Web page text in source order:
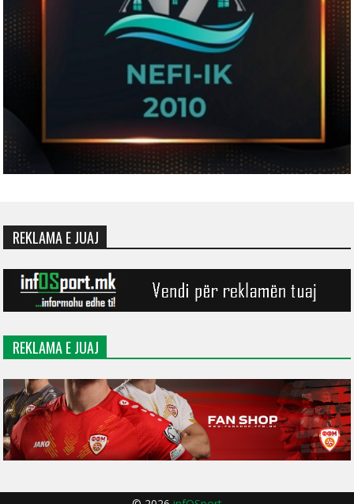
REKLAMA E JUAJ
REKLAMA E JUAJ